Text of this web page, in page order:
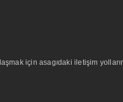
için asagıdaki iletişim